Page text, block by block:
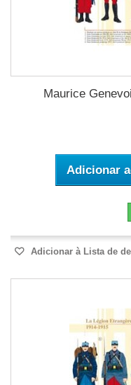
Maurice
Adicionar
Adicionar à Lista de